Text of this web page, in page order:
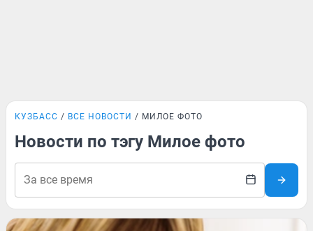
КУЗБАСС ВСЕ НОВОСТИ МИЛОЕ ФОТО
Новости по тэгу Милое фото